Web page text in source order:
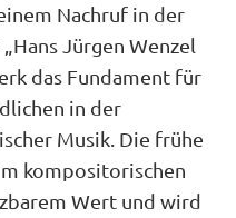
Nachruf in der
Jürgen Wenzel
das Fundament für
in der
Musik. Die frühe
kompositorischen
Wert und wird